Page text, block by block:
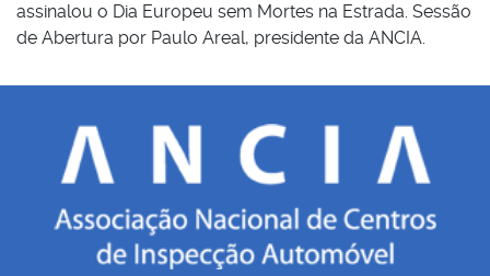
assinalou o Dia Europeu sem Mortes na Estrada. Sessão
de Abertura por Paulo Areal, presidente da ANCIA.